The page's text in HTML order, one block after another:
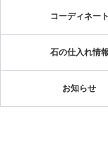
コーディネート
石の仕入れ情報
お知らせ